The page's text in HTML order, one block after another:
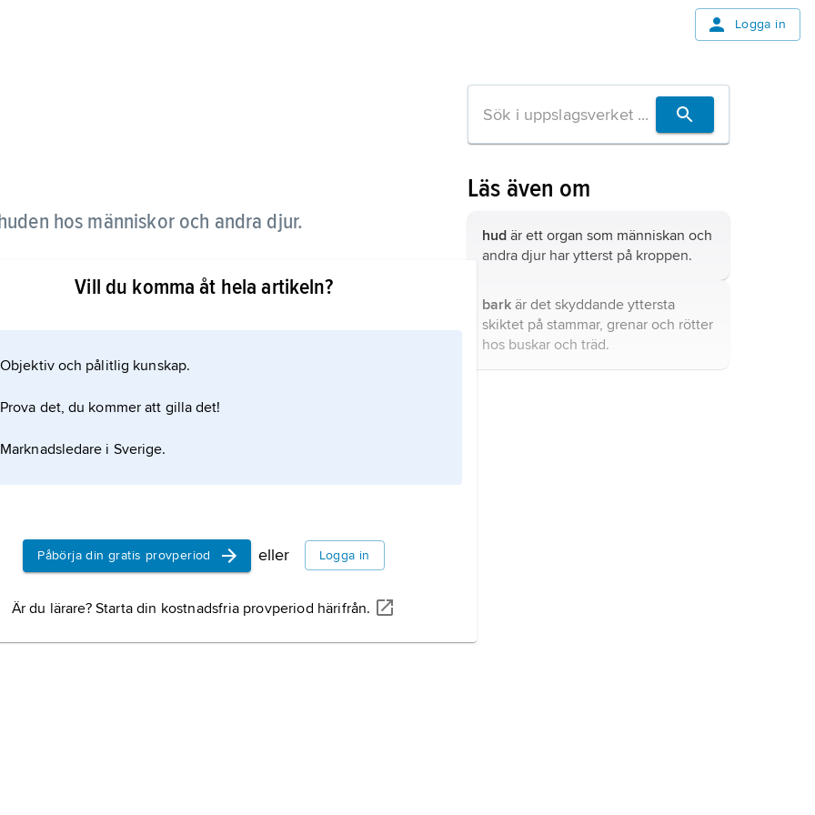
Logga in
hos människor och andra djur.
i lager. Man brukar dela in den i fem
hornlagret och består av döda celler som
Döda celler faller av kroppen
Vill du komma åt hela artikeln?
Objektiv och pålitlig kunskap.
Prova det, du kommer att gilla det!
Marknadsledare i Sverige.
Påbörja din gratis provperiod eller Logga in
Är du lärare? Starta din kostnadsfria provperiod härifrån.
Läs även om
hud är ett organ som människan och
andra djur har ytterst på kroppen.
bark är det skyddande yttersta
skiktet på stammar, grenar och rötter
hos buskar och träd.